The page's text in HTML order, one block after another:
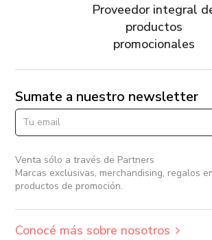
Proveedor integral
productos
promocionales
Sumate a nuestro newsletter
Venta sólo a través de Partners
Marcas exclusivas, merchandising, regalos
productos de promoción.
Conocé más sobre nosotros